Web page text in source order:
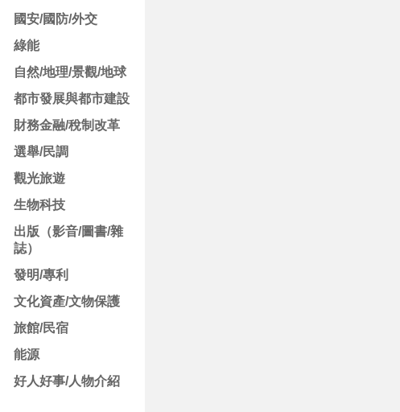
國安/國防/外交
綠能
自然/地理/景觀/地球
都市發展與都市建設
財務金融/稅制改革
選舉/民調
觀光旅遊
生物科技
出版（影音/圖書/雜
誌）
發明/專利
文化資產/文物保護
旅館/民宿
能源
好人好事/人物介紹